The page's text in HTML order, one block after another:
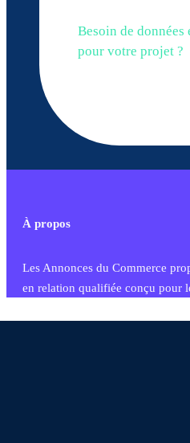
Besoin de données
pour votre projet ?
À propos
Les Annonces du Commerce
en relation qualifiée conçu pour
commercial et les collectivités